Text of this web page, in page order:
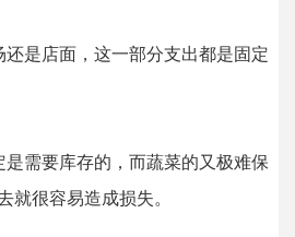
是店面，这一部分支出都是固定
需要库存的，而蔬菜的又极难保
就很容易造成损失。